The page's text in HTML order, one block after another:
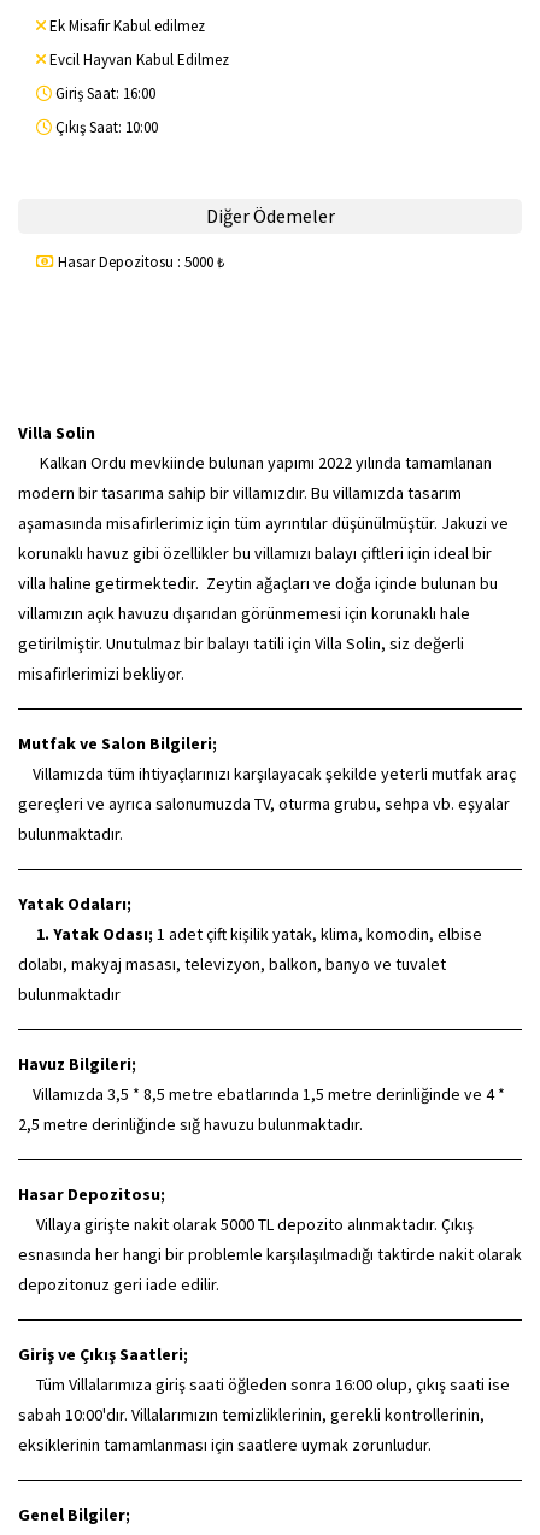
Ek Misafir Kabul edilmez
Evcil Hayvan Kabul Edilmez
Giriş Saat: 16:00
Çıkış Saat: 10:00
Diğer Ödemeler
Hasar Depozitosu : 5000 ₺
Villa Solin
Kalkan Ordu mevkiinde bulunan yapımı 2022 yılında tamamlanan
modern bir tasarıma sahip bir villamızdır. Bu villamızda tasarım
aşamasında misafirlerimiz için tüm ayrıntılar düşünülmüştür. Jakuzi ve
korunaklı havuz gibi özellikler bu villamızı balayı çiftleri için ideal bir
villa haline getirmektedir. Zeytin ağaçları ve doğa içinde bulunan bu
villamızın açık havuzu dışarıdan görünmemesi için korunaklı hale
getirilmiştir. Unutulmaz bir balayı tatili için Villa Solin, siz değerli
misafirlerimizi bekliyor.
Mutfak ve Salon Bilgileri;
Villamızda tüm ihtiyaçlarınızı karşılayacak şekilde yeterli mutfak araç
gereçleri ve ayrıca salonumuzda TV, oturma grubu, sehpa vb. eşyalar
bulunmaktadır.
Yatak Odaları;
1. Yatak Odası; 1 adet çift kişilik yatak, klima, komodin, elbise
dolabı, makyaj masası, televizyon, balkon, banyo ve tuvalet
bulunmaktadır
Havuz Bilgileri;
Villamızda 3,5 * 8,5 metre ebatlarında 1,5 metre derinliğinde ve 4 *
2,5 metre derinliğinde sığ havuzu bulunmaktadır.
Hasar Depozitosu;
Villaya girişte nakit olarak 5000 TL depozito alınmaktadır. Çıkış
esnasında her hangi bir problemle karşılaşılmadığı taktirde nakit olarak
depozitonuz geri iade edilir.
Giriş ve Çıkış Saatleri;
Tüm Villalarımıza giriş saati öğleden sonra 16:00 olup, çıkış saati ise
sabah 10:00'dır. Villalarımızın temizliklerinin, gerekli kontrollerinin,
eksiklerinin tamamlanması için saatlere uymak zorunludur.
Genel Bilgiler;